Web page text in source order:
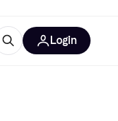
Login